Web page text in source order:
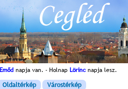
Emőd napja van. - Holnap Lörinc napja lesz.
Oldaltérkép Várostérkép